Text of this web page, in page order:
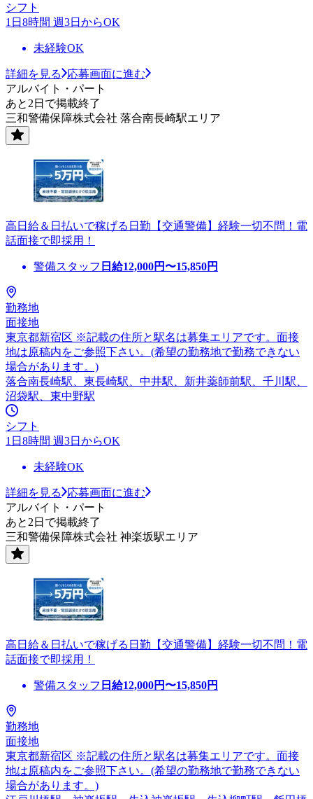
シフト
1日8時間 週3日からOK
未経験OK
詳細を見る
応募画面に進む
アルバイト・パート
あと2日で掲載終了
三和警備保障株式会社 落合南長崎駅エリア
高日給＆日払いで稼げる日勤【交通警備】経験一切不問！電
話面接で即採用！
警備スタッフ 日給12,000円〜15,850円
勤務地
面接地
東京都新宿区 ※記載の住所と駅名は募集エリアです。面接
地は原稿内をご参照下さい。(希望の勤務地で勤務できない
場合があります。)
落合南長崎駅、東長崎駅、中井駅、新井薬師前駅、千川駅、
沼袋駅、東中野駅
シフト
1日8時間 週3日からOK
未経験OK
詳細を見る
応募画面に進む
アルバイト・パート
あと2日で掲載終了
三和警備保障株式会社 神楽坂駅エリア
高日給＆日払いで稼げる日勤【交通警備】経験一切不問！電
話面接で即採用！
警備スタッフ 日給12,000円〜15,850円
勤務地
面接地
東京都新宿区 ※記載の住所と駅名は募集エリアです。面接
地は原稿内をご参照下さい。(希望の勤務地で勤務できない
場合があります。)